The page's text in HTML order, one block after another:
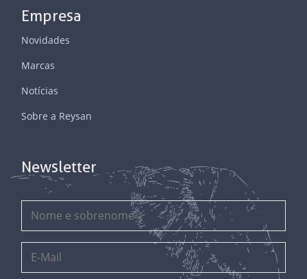
Empresa
Novidades
Marcas
Notícias
Sobre a Reysan
Newsletter